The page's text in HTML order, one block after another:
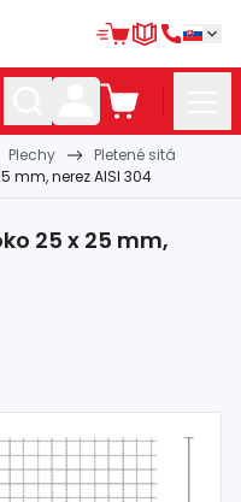
Plechy
Pletené sitá
mm, nerez AISI 304
25 x 25 mm,